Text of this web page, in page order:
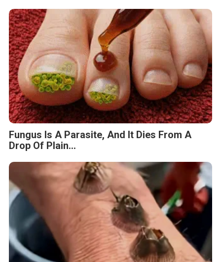
Fungus Is A Parasite, And It Dies From A
Drop Of Plain...